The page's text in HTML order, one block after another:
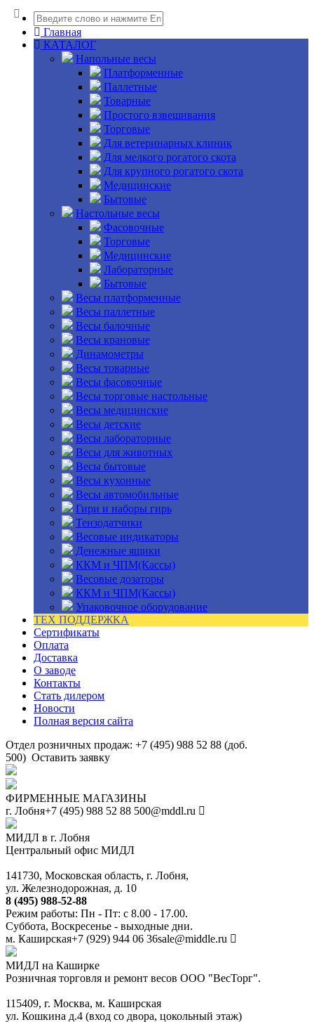
Главная
КАТАЛОГ
Напольные весы
Платформенные
Паллетные
Товарные
Простого взвешивания
Торговые
Для ветеринарных клиник
Для мелкого рогатого скота
Для крупного рогатого скота
Медицинские
Бытовые
Настольные весы
Фасовочные
Торговые
Медицинские
Лабораторные
Бытовые
Весы платформенные
Весы паллетные
Весы балочные
Весы крановые
Динамометры
Весы товарные
Весы фасовочные
Весы торговые настольные
Весы медицинские
Весы детские
Весы лабораторные
Весы для животных
Весы бытовые
Весы кухонные
Весы автомобильные
Гири и наборы гирь
Тензодатчики
Весовые индикаторы
Денежные ящики
ККМ и ЧПМ(Кассы)
Весовые дозаторы
ККМ и ЧПМ(Кассы)
Упаковочное оборудование
ТЕХ ПОДДЕРЖКА
Сертификаты
Оплата
Доставка
О заводе
Контакты
Стать дилером
Новости
Полная версия сайта
Отдел розничных продаж: +7 (495) 988 52 88 (доб.
500) Оставить заявку
ФИРМЕННЫЕ МАГАЗИНЫ
г. Лобня+7 (495) 988 52 88 500@mddl.ru
МИДЛ в г. Лобня
Центральный офис МИДЛ
141730, Московская область, г. Лобня,
ул. Железнодорожная, д. 10
8 (495) 988-52-88
Режим работы: Пн - Пт: с 8.00 - 17.00.
Суббота, Воскресенье - выходные дни.
м. Каширская+7 (929) 944 06 36sale@middle.ru
МИДЛ на Каширке
Розничная торговля и ремонт весов ООО "ВесТорг".
115409, г. Москва, м. Каширская
ул. Кошкина д.4 (вход со двора, цокольный этаж)